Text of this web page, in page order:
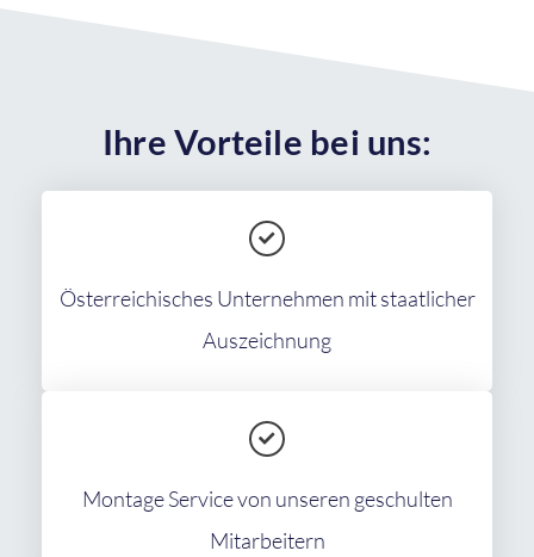
Ihre Vorteile bei uns:
Österreichisches Unternehmen mit staatlicher
Auszeichnung
Montage Service von unseren geschulten
Mitarbeitern